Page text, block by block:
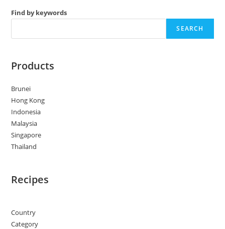
Find by keywords
SEARCH
Products
Brunei
Hong Kong
Indonesia
Malaysia
Singapore
Thailand
Recipes
Country
Category